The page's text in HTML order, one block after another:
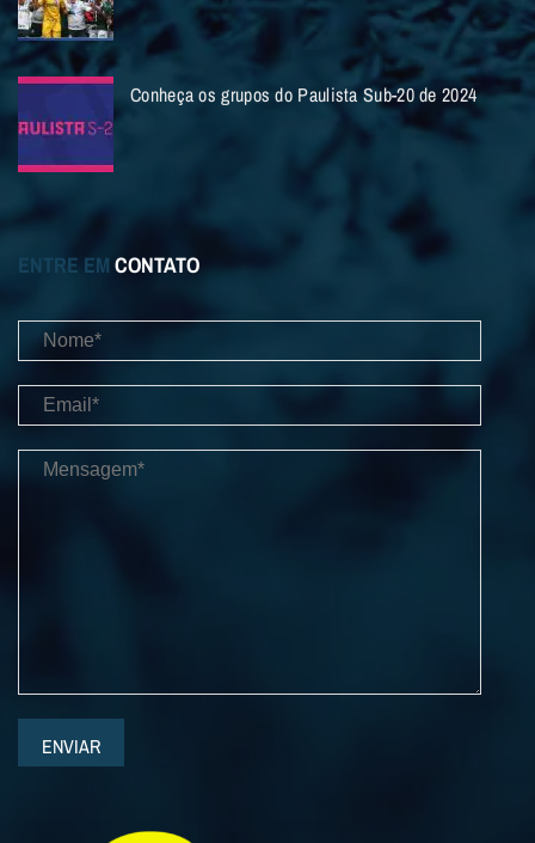
Conheça os grupos do Paulista Sub-20 de 2024
ENTRE EM CONTATO
ENVIAR